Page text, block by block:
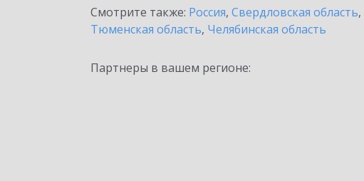
Смотрите также: Россия, Свердловская область,
Тюменская область, Челябинская область
Партнеры в вашем регионе: